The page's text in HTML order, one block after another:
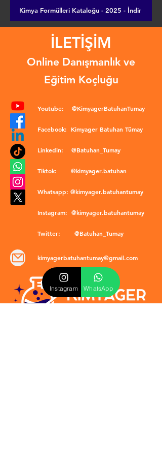
Kimya Formülleri Kataloğu - 2025 - İndir
İLETİŞİM
Online Danışmanlık ve
Eğitim Koçluğu
Youtube: @KimyagerBatuhanTumay
Facebook: Kimyager Batuhan Tümay
Linkedin: @Batuhan_Tumay
Tiktok: @kimyager.batuhan
Whatsapp: @kimyager.batuhantumay
Instagram: @kimyager.batuhantumay
Twitter: @Batuhan_Tumay
kimyagerbatuhantumay@gmail.com
Instagram WhatsApp